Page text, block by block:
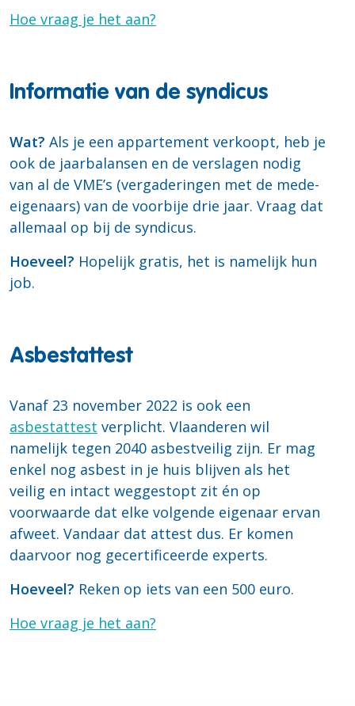
Hoe vraag je het aan?
Informatie van de syndicus
Wat? Als je een appartement verkoopt, heb je
ook de jaarbalansen en de verslagen nodig
van al de VME’s (vergaderingen met de mede-
eigenaars) van de voorbije drie jaar. Vraag dat
allemaal op bij de syndicus.
Hoeveel? Hopelijk gratis, het is namelijk hun
job.
Asbestattest
Vanaf 23 november 2022 is ook een
asbestattest verplicht. Vlaanderen wil
namelijk tegen 2040 asbestveilig zijn. Er mag
enkel nog asbest in je huis blijven als het
veilig en intact weggestopt zit én op
voorwaarde dat elke volgende eigenaar ervan
afweet. Vandaar dat attest dus. Er komen
daarvoor nog gecertificeerde experts.
Hoeveel? Reken op iets van een 500 euro.
Hoe vraag je het aan?